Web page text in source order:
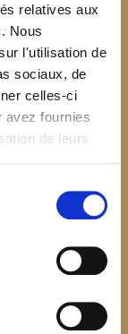
relatives aux
Nous
l'utilisation de
sociaux, de
celles-ci
avez fournies
de leurs